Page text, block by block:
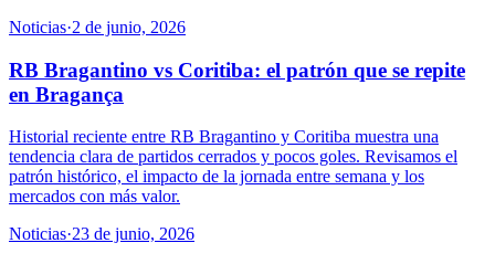
Noticias·2 de junio, 2026
RB Bragantino vs Coritiba: el patrón que se repite
en Bragança
Historial reciente entre RB Bragantino y Coritiba muestra una
tendencia clara de partidos cerrados y pocos goles. Revisamos el
patrón histórico, el impacto de la jornada entre semana y los
mercados con más valor.
Noticias·23 de junio, 2026